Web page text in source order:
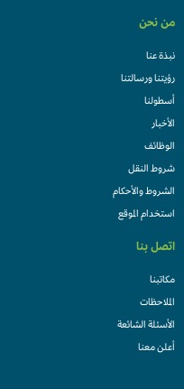
من نحن
نبذة عنا
رؤيتنا ورسالتنا
أسطولنا
الأخبار
الوظائف
شروط النقل
الشروط والأحكام
استخدام الموقع
اتصل بنا
مكاتبنا
الملاحظات
الأسئلة الشائعة
أعلن معنا